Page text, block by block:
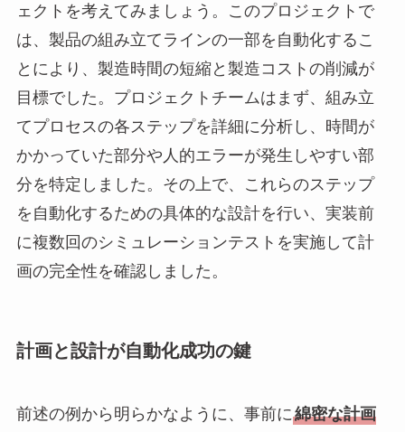
ェクトを考えてみましょう。このプロジェクトで
は、製品の組み立てラインの一部を自動化するこ
とにより、製造時間の短縮と製造コストの削減が
目標でした。プロジェクトチームはまず、組み立
てプロセスの各ステップを詳細に分析し、時間が
かかっていた部分や人的エラーが発生しやすい部
分を特定しました。その上で、これらのステップ
を自動化するための具体的な設計を行い、実装前
に複数回のシミュレーションテストを実施して計
画の完全性を確認しました。
計画と設計が自動化成功の鍵
前述の例から明らかなように、事前に綿密な計画